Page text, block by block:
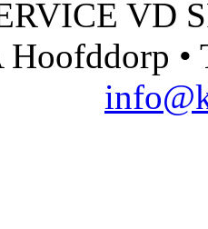
VD
Hoofddorp •